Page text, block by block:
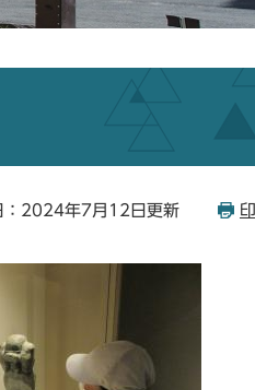
：2024年7月12日更新